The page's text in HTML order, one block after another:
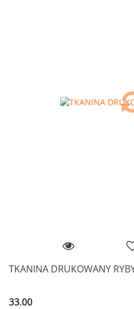
TKANINA DRUKOWANY
33.00